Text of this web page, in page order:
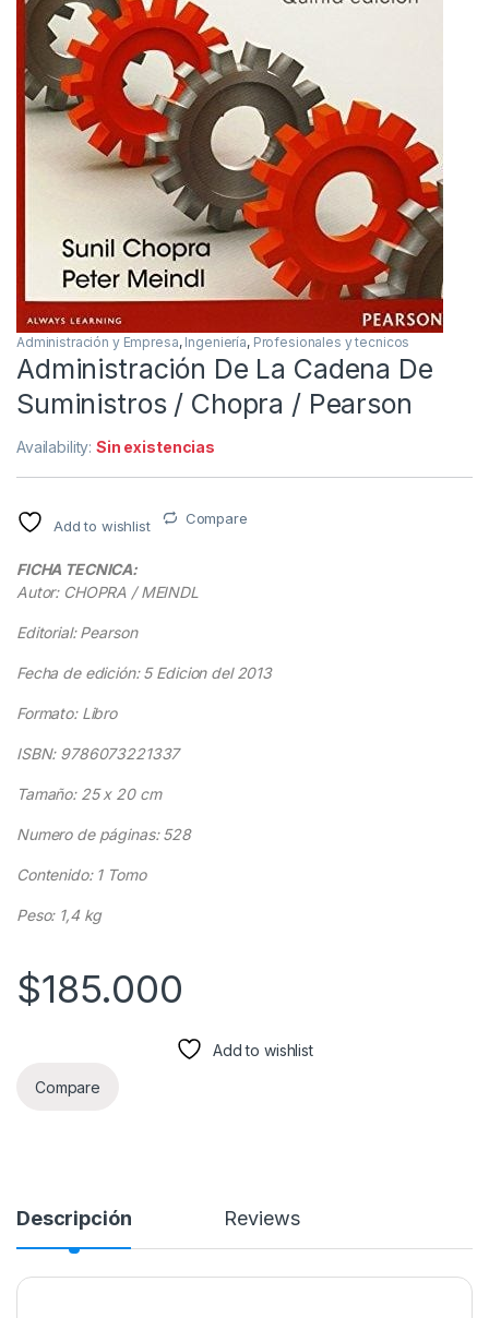
Administración y Empresa, Ingeniería, Profesionales y tecnicos
Administración De La Cadena De
Suministros / Chopra / Pearson
Availability:Sin existencias
Add to wishlist Compare
FICHA TECNICA:
Autor: CHOPRA / MEINDL
Editorial: Pearson
Fecha de edición: 5 Edicion del 2013
Formato: Libro
ISBN: 9786073221337
Tamaño: 25 x 20 cm
Numero de páginas: 528
Contenido: 1 Tomo
Peso: 1,4 kg
$185.000
Add to wishlist
Compare
Descripción Reviews